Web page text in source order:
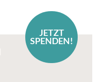
JETZT
SPENDEN!